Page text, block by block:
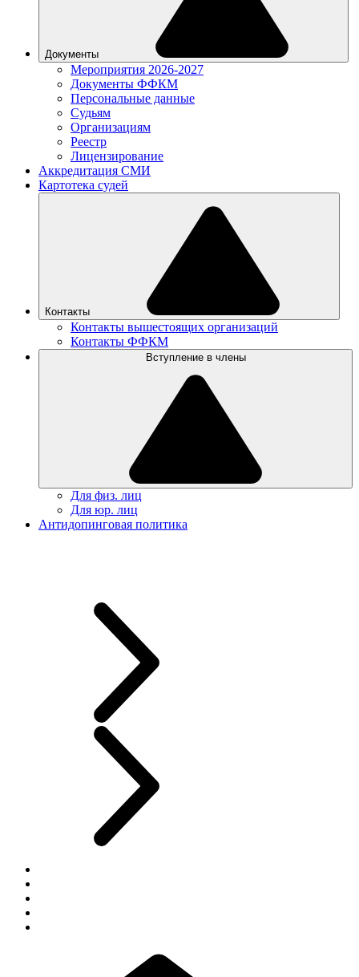
Документы
Мероприятия 2026-2027
Документы ФФКМ
Персональные данные
Судьям
Организациям
Реестр
Лицензирование
Аккредитация СМИ
Картотека судей
Контакты
Контакты вышестоящих организаций
Контакты ФФКМ
Вступление в члены
Для физ. лиц
Для юр. лиц
Антидопинговая политика